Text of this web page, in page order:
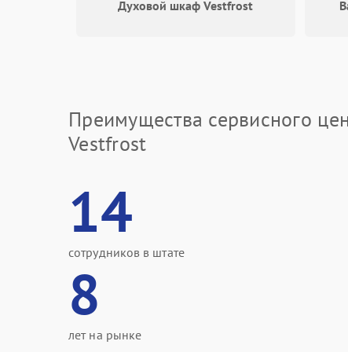
Духовой шкаф Vestfrost
Преимущества сервисного
Vestfrost
14
сотрудников в штате
8
лет на рынке